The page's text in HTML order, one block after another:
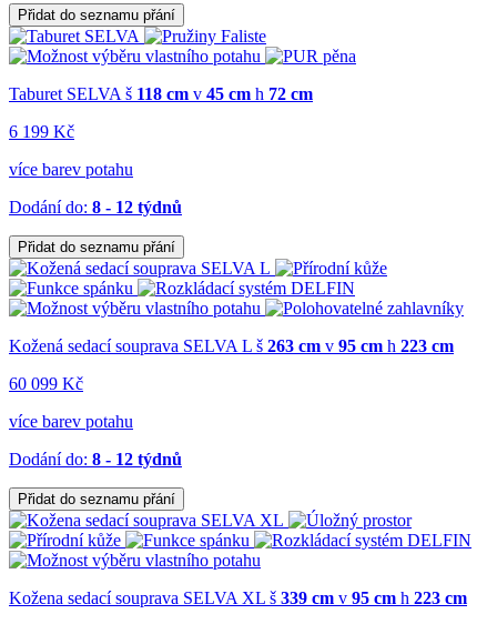
Přidat do seznamu přání
Taburet SELVA š 118 cm v 45 cm h 72 cm
6 199 Kč
více barev potahu
Dodání do: 8 - 12 týdnů
Přidat do seznamu přání
Kožená sedací souprava SELVA L š 263 cm v 95 cm h 223 cm
60 099 Kč
více barev potahu
Dodání do: 8 - 12 týdnů
Přidat do seznamu přání
Kožena sedací souprava SELVA XL š 339 cm v 95 cm h 223 cm